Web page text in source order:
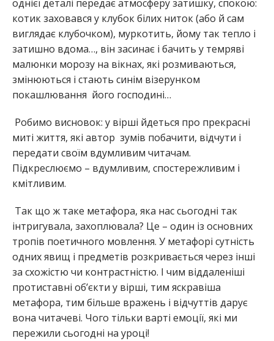
однієї деталі передає атмосферу затишку, спокою:
котик заховався у клубок білих ниток (або й сам
виглядає клубочком), муркотить, йому так тепло і
затишно вдома…, він засинає і бачить у темряві
малюнки морозу на вікнах, які розмиваються,
змінюються і стають синім візерунком
покашлювання його господині…
Робимо висновок: у вірші йдеться про прекрасні
миті життя, які автор зумів побачити, відчути і
передати своїм вдумливим читачам.
Підкреслюємо – вдумливим, спостережливим і
кмітливим.
Так що ж таке метафора, яка нас сьогодні так
інтригувала, захоплювала? Це – один із основних
тропів поетичного мовлення. У метафорі сутність
одних явищ і предметів розкривається через інші
за схожістю чи контрастністю. І чим віддаленіші
протиставні об’єкти у вірші, тим яскравіша
метафора, тим більше вражень і відчуттів дарує
вона читачеві. Чого тільки варті емоції, які ми
пережили сьогодні на уроці!